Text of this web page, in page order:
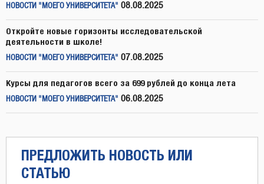
НОВОСТИ "МОЕГО УНИВЕРСИТЕТА" 08.08.2025
Откройте новые горизонты исследовательской
деятельности в школе!
НОВОСТИ "МОЕГО УНИВЕРСИТЕТА" 07.08.2025
Курсы для педагогов всего за 699 рублей до конца лета
НОВОСТИ "МОЕГО УНИВЕРСИТЕТА" 06.08.2025
ПРЕДЛОЖИТЬ НОВОСТЬ ИЛИ
СТАТЬЮ